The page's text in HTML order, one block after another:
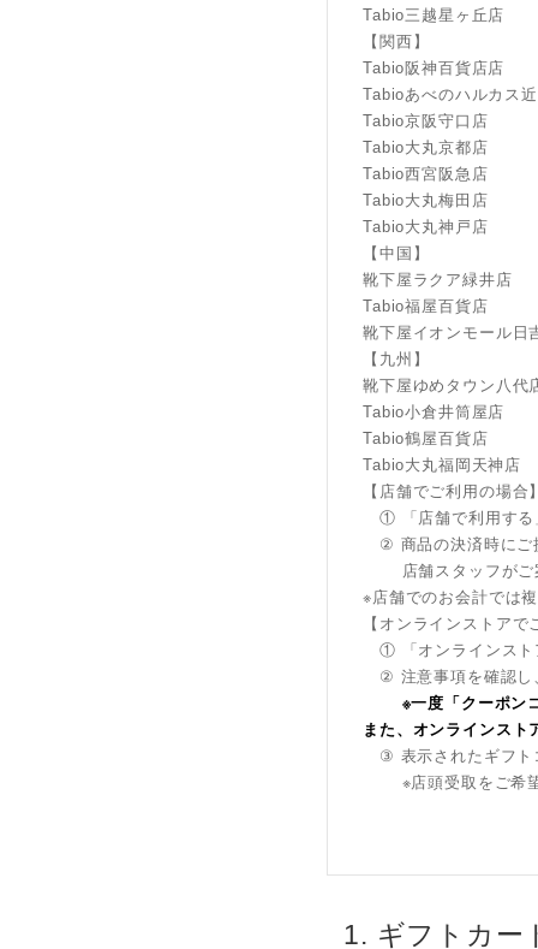
Tabio三越星ヶ丘店
【関西】
Tabio阪神百貨店店
Tabioあべのハルカス
Tabio京阪守口店
Tabio大丸京都店
Tabio西宮阪急店
Tabio大丸梅田店
Tabio大丸神戸店
【中国】
靴下屋ラクア緑井店
Tabio福屋百貨店
靴下屋イオンモール日
【九州】
靴下屋ゆめタウン八代
Tabio小倉井筒屋店
Tabio鶴屋百貨店
Tabio大丸福岡天神店
【店舗でご利用の場合
① 「店舗で利用する
② 商品の決済時にご
店舗スタッフがご
※店舗でのお会計では
【オンラインストアで
① 「オンラインスト
② 注意事項を確認し
※一度「クーポン
また、オンラインスト
③ 表示されたギフト
※店頭受取をご希望
1. ギフトカー